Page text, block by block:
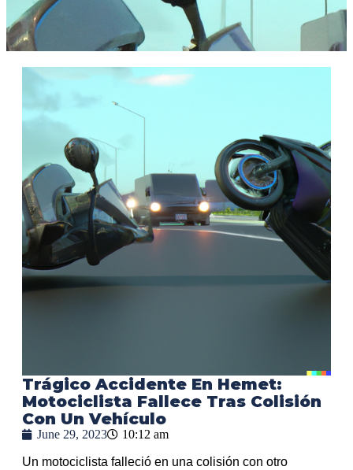
Trágico Accidente En Hemet:
Motociclista Fallece Tras Colisión
Con Un Vehículo
June 29, 2023 10:12 am
Un motociclista falleció en una colisión con otro